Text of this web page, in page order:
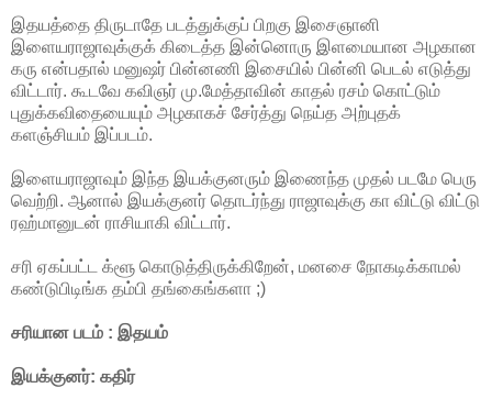
இதயத்தை திருடாதே படத்துக்குப் பிறகு இசைஞானி
இளையராஜாவுக்குக் கிடைத்த இன்னொரு இளமையான அழகான
கரு என்பதால் மனுஷர் பின்னணி இசையில் பின்னி பெடல் எடுத்து
விட்டார். கூடவே கவிஞர் மு.மேத்தாவின் காதல் ரசம் கொட்டும்
புதுக்கவிதையையும் அழகாகச் சேர்த்து நெய்த அற்புதக்
களஞ்சியம் இப்படம்.
இளையராஜாவும் இந்த இயக்குனரும் இணைந்த முதல் படமே பெரு
வெற்றி. ஆனால் இயக்குனர் தொடர்ந்து ராஜாவுக்கு கா விட்டு விட்டு
ரஹ்மானுடன் ராசியாகி விட்டார்.
சரி ஏகப்பட்ட க்ளூ கொடுத்திருக்கிறேன், மனசை நோகடிக்காமல்
கண்டுபிடிங்க தம்பி தங்கைங்களா ;)
சரியான படம் : இதயம்
இயக்குனர்: கதிர்